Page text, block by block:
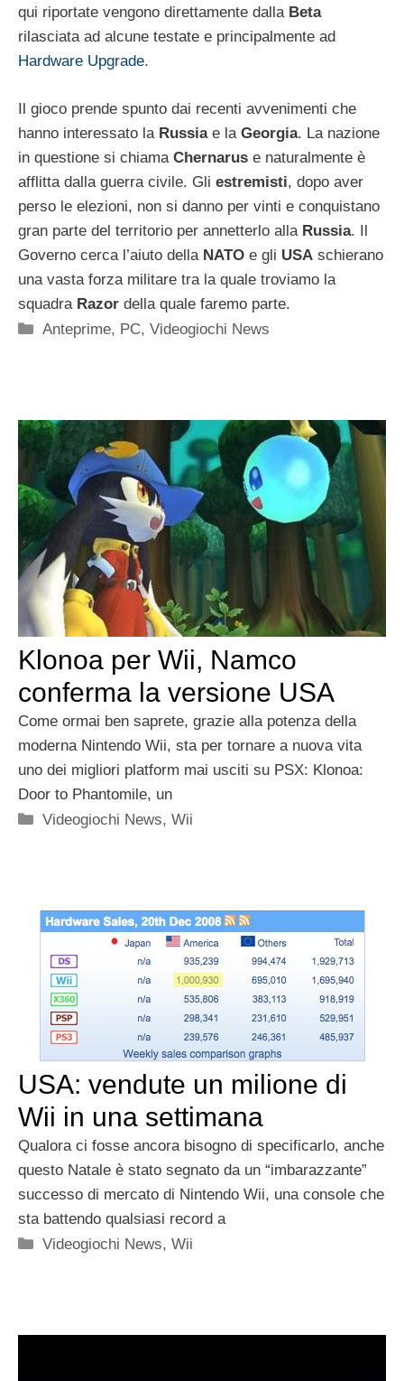
qui riportate vengono direttamente dalla Beta
rilasciata ad alcune testate e principalmente ad
Hardware Upgrade.
Il gioco prende spunto dai recenti avvenimenti che
hanno interessato la Russiae la Georgia. La nazione
in questione si chiama Chernarus e naturalmente è
afflitta dalla guerra civile. Gli estremisti, dopo aver
perso le elezioni, non si danno per vinti e conquistano
gran parte del territorio per annetterlo alla Russia. Il
Governo cerca l’aiuto della NATO e gli USA schierano
una vasta forza militare tra la quale troviamo la
squadra Razor della quale faremo parte.
Categorie
Anteprime, PC,Videogiochi News
Klonoa per Wii, Namco
conferma la versione USA
Come ormai ben saprete, grazie alla potenza della
moderna Nintendo Wii, sta per tornare a nuova vita
uno dei migliori platform mai usciti su PSX: Klonoa:
Door to Phantomile, un
Categorie
Videogiochi News,Wii
USA: vendute un milione di
Wii in una settimana
Qualora ci fosse ancora bisogno di specificarlo, anche
questo Natale è stato segnato da un “imbarazzante”
successo di mercato di Nintendo Wii, una console che
sta battendo qualsiasi record a
Categorie
Videogiochi News,Wii